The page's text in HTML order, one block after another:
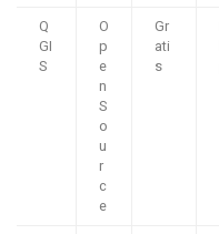
Q
GI
S
O
p
e
n
S
o
u
r
c
e
Gr
ati
s